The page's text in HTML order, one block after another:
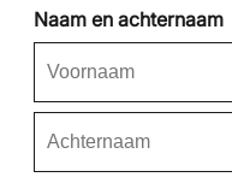
Naam en achternaam
Voornaam